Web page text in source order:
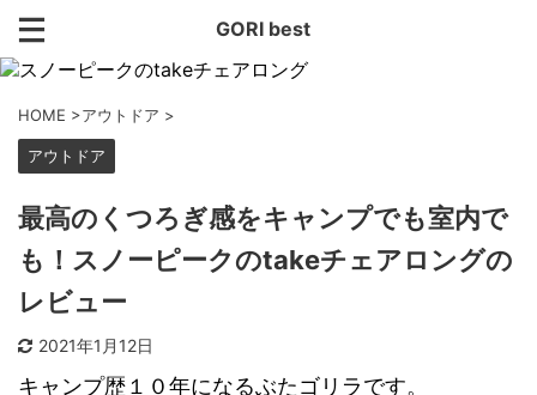
GORI best
HOME >アウトドア >
アウトドア
最高のくつろぎ感をキャンプでも室内で
も！スノーピークのtakeチェアロングの
レビュー
2021年1月12日
キャンプ歴１０年になるぶたゴリラです。